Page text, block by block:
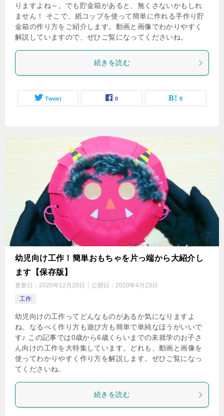
りますよね～。でも貯金箱があると、無くさないかもしれ
ません！ そこで、紙コップを使って簡単に作れる手作り貯
金箱の作り方をご紹介します。動画と画像でわかりやすく
解説していますので、ぜひご覧になってくださいね。
続きを読む
Tweet 0 0
幼児向け工作！簡単おもちゃを片っ端から大紹介し
ます【保存版】
更新日： 2020年12月20日 公開日： 2020年4月23日
工作
幼児向けの工作ってどんなものがあるか気になりますよ
ね。なるべく作り方も遊び方も簡単で単純なほうがいいで
す♪ この記事では0歳から6歳くらいまでの未就学のお子さ
ん向けの工作を大特集しています。どれも、動画と画像を
使ってわかりやすく作り方を解説します。ぜひご覧になっ
てくださいね。
続きを読む